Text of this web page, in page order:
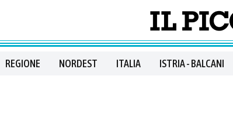
REGIONE NORDEST ITALIA ISTRIA - BALCANI